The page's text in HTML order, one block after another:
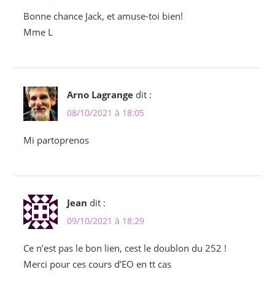
Bonne chance Jack, et amuse-toi bien!
Mme L
Arno Lagrange dit :
08/10/2021 à 18:05
Mi partoprenos
Jean dit :
09/10/2021 à 18:29
Ce n’est pas le bon lien, cest le doublon du 252 !
Merci pour ces cours d’EO en tt cas